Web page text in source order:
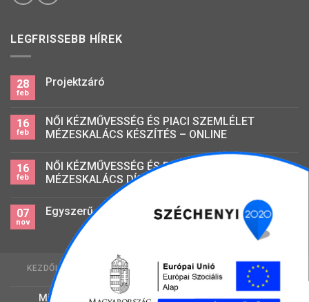
LEGFRISSEBB HÍREK
28
feb
Projektzáró
16
feb
NŐI KÉZMŰVESSÉG ÉS PIACI SZEMLÉLET
MÉZESKALÁCS KÉSZÍTÉS – ONLINE
16
feb
NŐI KÉZMŰVESSÉG ÉS PIACI SZEMLÉLET
MÉZESKALÁCS DÍSZÍTÉS – ONLINE
07
nov
Egyszerű mezőgazdasági foglalkozású
KEZDŐLAP A PROJEKTRŐL
ADATKEZELÉSI SZABÁLYZAT
IMPRESSZUM
JOGI NYILATKOZAT
Minden jog fenntartva! 2026 ©Kalocsai Család és